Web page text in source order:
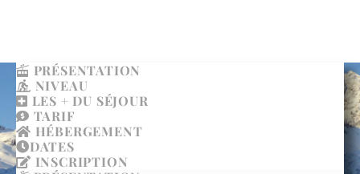
PRÉSENTATION
NIVEAU
LES + DU SÉJOUR
TARIF
HÉBERGEMENT
DATES
INSCRIPTION